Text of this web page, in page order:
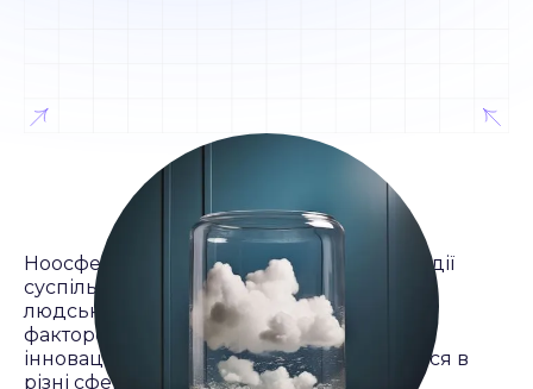
Ноосферавизначається як сфера взаємодії
суспільства та природи, де розумна
людськадіяльність стає визначальним
фактором розвитку. У цьому контексті
інноваційнітехнології, які впроваджуються в
різні сфери суспільства, відіграють